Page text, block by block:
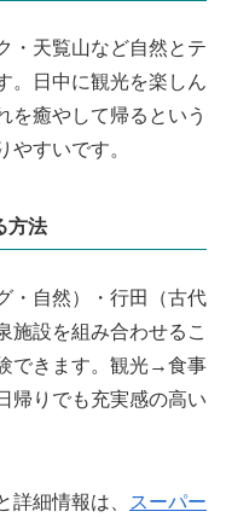
・天覧山など自然とテ
。日中に観光を楽しん
を癒やして帰るという
やすいです。
方法
・自然）・行田（古代
施設を組み合わせるこ
できます。観光→食事
帰りでも充実感の高い
詳細情報は、
スーパー